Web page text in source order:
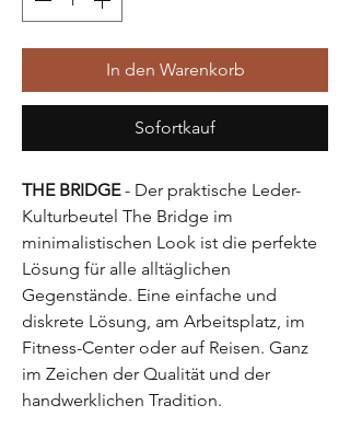
In den Warenkorb
Sofortkauf
THE BRIDGE- Der praktische Leder-
Kulturbeutel The Bridge im
minimalistischen Look ist die perfekte
Lösung für alle alltäglichen
Gegenstände. Eine einfache und
diskrete Lösung, am Arbeitsplatz, im
Fitness-Center oder auf Reisen. Ganz
im Zeichen der Qualität und der
handwerklichen Tradition.